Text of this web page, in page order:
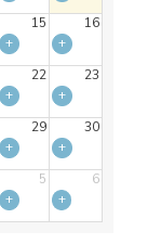
15
16
+
+
22
23
+
+
29
30
+
+
5
6
+ +